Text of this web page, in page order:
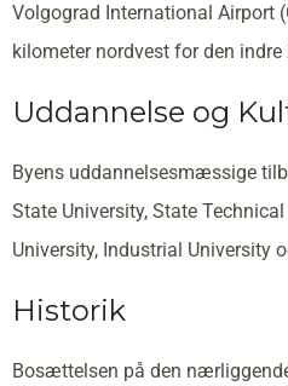
Volgograd International Airport
kilometer nordvest for den indre
Uddannelse og
Byens uddannelsesmæssige
State University, State
University, Industrial University
Historik
Bosættelsen på den